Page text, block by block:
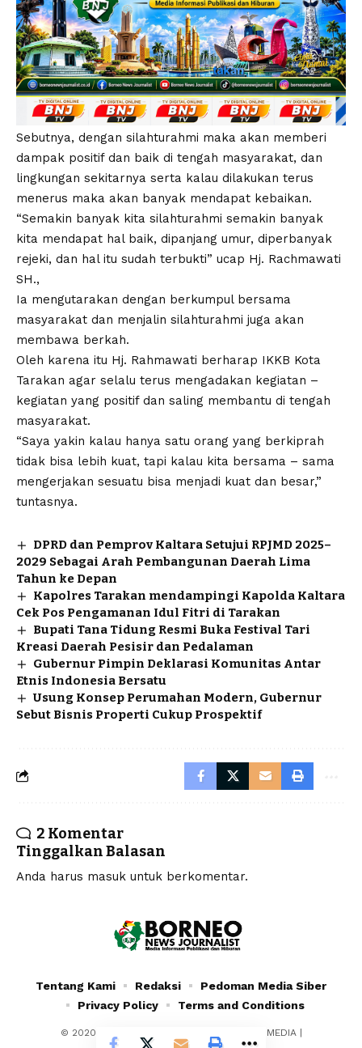
Sebutnya, dengan silahturahmi maka akan memberi
dampak positif dan baik di tengah masyarakat, dan
lingkungan sekitarnya serta kalau dilakukan terus
menerus maka akan banyak mendapat kebaikan.
“Semakin banyak kita silahturahmi semakin banyak
kita mendapat hal baik, dipanjang umur, diperbanyak
rejeki, dan hal itu sudah terbukti” ucap Hj. Rachmawati
SH.,
Ia mengutarakan dengan berkumpul bersama
masyarakat dan menjalin silahturahmi juga akan
membawa berkah.
Oleh karena itu Hj. Rahmawati berharap IKKB Kota
Tarakan agar selalu terus mengadakan kegiatan –
kegiatan yang positif dan saling membantu di tengah
masyarakat.
“Saya yakin kalau hanya satu orang yang berkiprah
tidak bisa lebih kuat, tapi kalau kita bersama – sama
mengerjakan sesuatu bisa menjadi kuat dan besar,”
tuntasnya.
DPRD dan Pemprov Kaltara Setujui RPJMD 2025–
2029 Sebagai Arah Pembangunan Daerah Lima
Tahun ke Depan
Kapolres Tarakan mendampingi Kapolda Kaltara
Cek Pos Pengamanan Idul Fitri di Tarakan
Bupati Tana Tidung Resmi Buka Festival Tari
Kreasi Daerah Pesisir dan Pedalaman
Gubernur Pimpin Deklarasi Komunitas Antar
Etnis Indonesia Bersatu
Usung Konsep Perumahan Modern, Gubernur
Sebut Bisnis Properti Cukup Prospektif
2 Komentar
Tinggalkan Balasan
Anda harus masuk untuk berkomentar.
© 2020 - 2024 - PT. YAFRAN BORNEO MULTIMEDIA |
Tentang Kami Redaksi
Pedoman Media Siber
Privacy Policy
Terms and Conditions